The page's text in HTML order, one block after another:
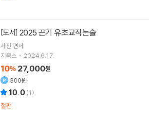
[도서] 2025 끈기 유초교직논술
서진 편저
지북스
2024.6.17.
10% 27,000원
300원
10.0 (1)
절판